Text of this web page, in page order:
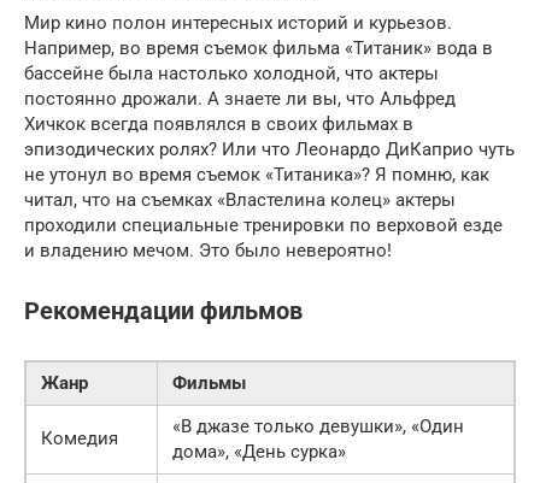
Мир кино полон интересных историй и курьезов.
Например, во время съемок фильма «Титаник» вода в
бассейне была настолько холодной, что актеры
постоянно дрожали. А знаете ли вы, что Альфред
Хичкок всегда появлялся в своих фильмах в
эпизодических ролях? Или что Леонардо ДиКаприо чуть
не утонул во время съемок «Титаника»? Я помню, как
читал, что на съемках «Властелина колец» актеры
проходили специальные тренировки по верховой езде
и владению мечом. Это было невероятно!
Рекомендации фильмов
Жанр Фильмы
Комедия
«В джазе только девушки», «Один
дома», «День сурка»